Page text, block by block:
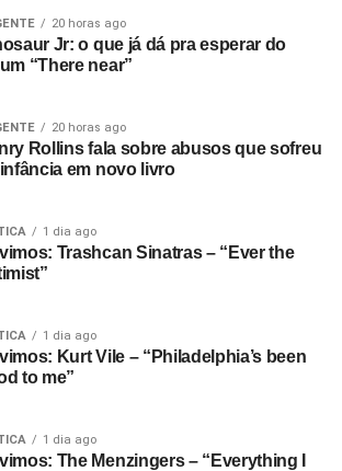
20 horas ago
Jr: o que já dá pra esperar do
“There near”
20 horas ago
Rollins fala sobre abusos que sofreu
em novo livro
1 dia ago
Trashcan Sinatras – “Ever the
1 dia ago
Kurt Vile – “Philadelphia’s been
to me”
1 dia ago
The Menzingers – “Everything I